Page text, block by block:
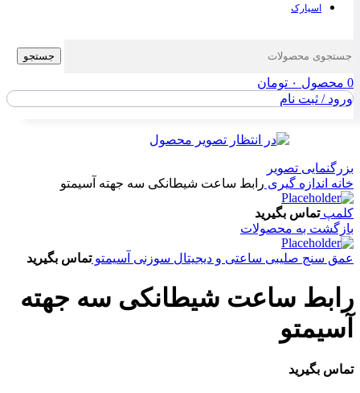
اسپارک
جستجو
0 محصول ۰ تومان
ورود / ثبت نام
بزرگنمایی تصویر
خانه اندازه گیری رابط ساعت شیطانکی سه جهته آسیمتو
کلمپتماس بگیرید
بازگشت به محصولات
عمق سنج صلیبی ساعتی و دیجیتال سوزنی آسیمتوتماس بگیرید
رابط ساعت شیطانکی سه جهته
آسیمتو
تماس بگیرید